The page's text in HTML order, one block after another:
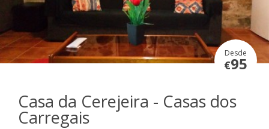
Desde
€95
Casa da Cerejeira - Casas dos
Carregais